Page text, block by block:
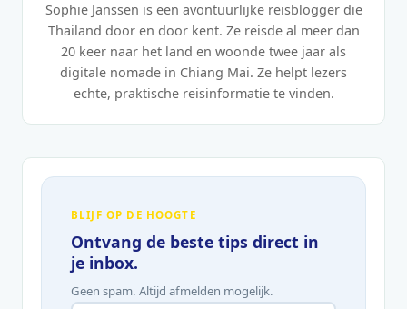
Sophie Janssen is een avontuurlijke reisblogger die
Thailand door en door kent. Ze reisde al meer dan
20 keer naar het land en woonde twee jaar als
digitale nomade in Chiang Mai. Ze helpt lezers
echte, praktische reisinformatie te vinden.
BLIJF OP DE HOOGTE
Ontvang de beste tips direct in
je inbox.
Geen spam. Altijd afmelden mogelijk.